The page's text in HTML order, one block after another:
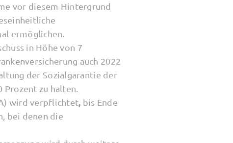
vor diesem Hintergrund
ermöglichen.
in Höhe von 7
auch 2022
der Sozialgarantie der
zu halten.
wird verpflichtet, bis Ende
bei denen die